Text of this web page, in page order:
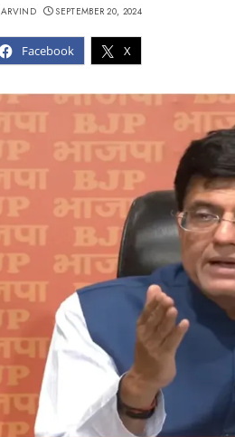
Facebook X
ARVIND SEPTEMBER 20, 2024